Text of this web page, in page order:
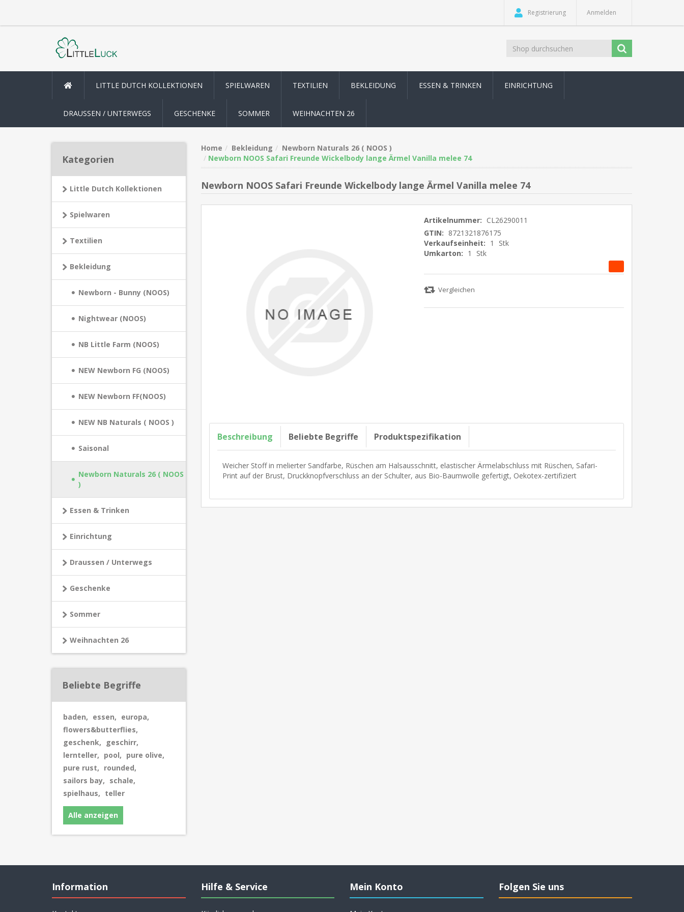
Registrierung Anmelden
LITTLE DUTCH KOLLEKTIONEN SPIELWAREN TEXTILIEN BEKLEIDUNG ESSEN & TRINKEN EINRICHTUNG
DRAUSSEN / UNTERWEGS GESCHENKE SOMMER WEIHNACHTEN 26
Kategorien
Little Dutch Kollektionen
Spielwaren
Textilien
Bekleidung
Newborn - Bunny (NOOS)
Nightwear (NOOS)
NB Little Farm (NOOS)
NEW Newborn FG (NOOS)
NEW Newborn FF(NOOS)
NEW NB Naturals ( NOOS )
Saisonal
Newborn Naturals 26 ( NOOS
)
Essen & Trinken
Einrichtung
Draussen / Unterwegs
Geschenke
Sommer
Weihnachten 26
Beliebte Begriffe
baden, essen, europa,
flowers&butterflies,
geschenk, geschirr,
lernteller, pool, pure olive,
pure rust, rounded,
sailors bay, schale,
spielhaus, teller
Alle anzeigen
Home Bekleidung
Newborn Naturals 26 ( NOOS )
Newborn NOOS Safari Freunde Wickelbody lange Ärmel Vanilla melee 74
Newborn NOOS Safari Freunde Wickelbody lange Ärmel Vanilla melee 74
Artikelnummer: CL26290011
GTIN: 8721321876175
Verkaufseinheit: 1
Stk
Umkarton: 1 Stk
Beschreibung Beliebte Begriffe Produktspezifikation
Weicher Stoff in melierter Sandfarbe, Rüschen am Halsausschnitt, elastischer Ärmelabschluss mit Rüschen, Safari-
Print auf der Brust, Druckknopfverschluss an der Schulter, aus Bio-Baumwolle gefertigt, Oekotex-zertifiziert
Information Hilfe & Service Mein Konto Folgen Sie uns